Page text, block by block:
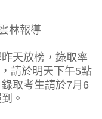
林報導
天放榜，錄取率
請於明天下午5點
取考生請於7月6
。